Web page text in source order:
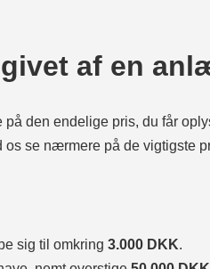
af en
den endelige pris, du får
se nærmere på de vigtigste
sig til omkring 3.000 DKK.